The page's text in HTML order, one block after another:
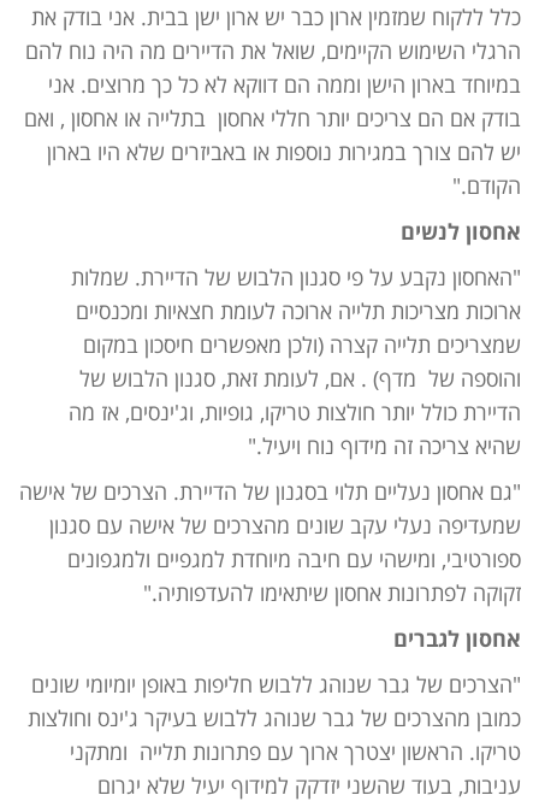
כלל ללקוח שמזמין ארון כבר יש ארון ישן בבית. אני בודק את
הרגלי השימוש הקיימים, שואל את הדיירים מה היה נוח להם
במיוחד בארון הישן וממה הם דווקא לא כל כך מרוצים. אני
בודק אם הם צריכים יותר חללי אחסון בתלייה או אחסון , ואם
יש להם צורך במגירות נוספות או באביזרים שלא היו בארון
הקודם."
אחסון לנשים
"האחסון נקבע על פי סגנון הלבוש של הדיירת. שמלות
ארוכות מצריכות תלייה ארוכה לעומת חצאיות ומכנסיים
שמצריכים תלייה קצרה (ולכן מאפשרים חיסכון במקום
והוספה של מדף) . אם, לעומת זאת, סגנון הלבוש של
הדיירת כולל יותר חולצות טריקו, גופיות, וג'ינסים, אז מה
שהיא צריכה זה מידוף נוח ויעיל."
"גם אחסון נעליים תלוי בסגנון של הדיירת. הצרכים של אישה
שמעדיפה נעלי עקב שונים מהצרכים של אישה עם סגנון
ספורטיבי, ומישהי עם חיבה מיוחדת למגפיים ולמגפונים
זקוקה לפתרונות אחסון שיתאימו להעדפותיה."
אחסון לגברים
"הצרכים של גבר שנוהג ללבוש חליפות באופן יומיומי שונים
כמובן מהצרכים של גבר שנוהג ללבוש בעיקר ג'ינס וחולצות
טריקו. הראשון יצטרך ארוך עם פתרונות תלייה ומתקני
עניבות, בעוד שהשני יזדקק למידוף יעיל שלא יגרום